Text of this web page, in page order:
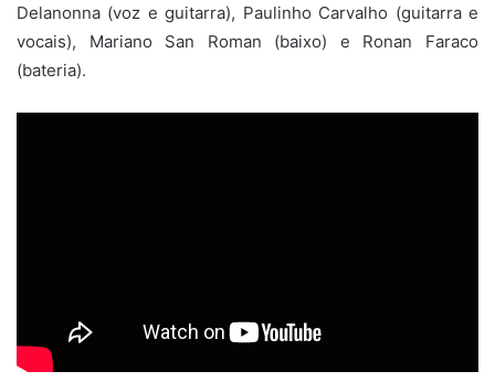
Delanonna (voz e guitarra), Paulinho Carvalho (guitarra e
vocais), Mariano San Roman (baixo) e Ronan Faraco
(bateria).